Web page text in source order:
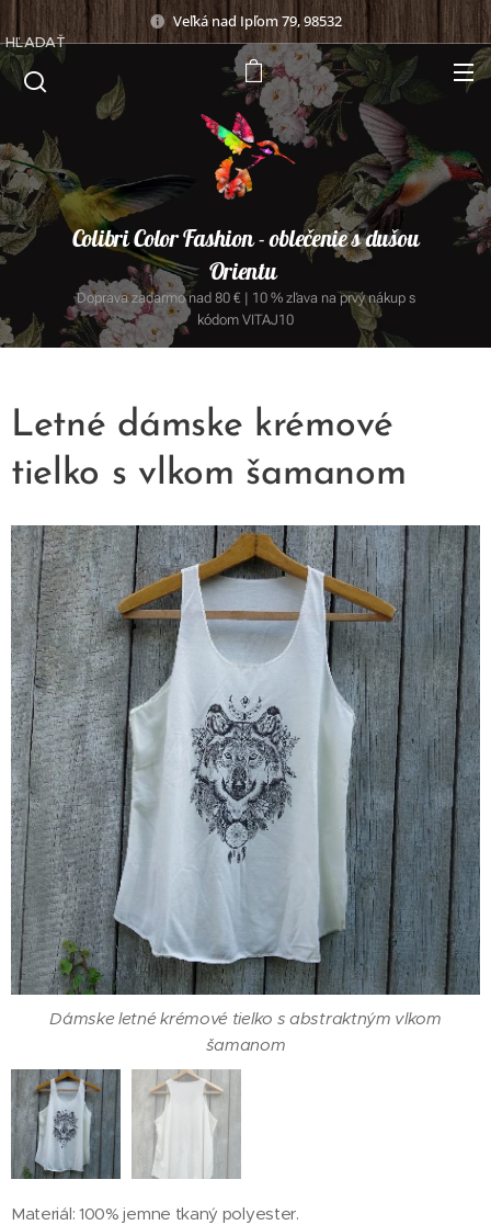
Veľká nad Ipľom 79, 98532
Colibri Color Fashion - oblečenie s dušou
Orientu
Doprava zadarmo nad 80 € | 10 % zľava na prvý nákup s
kódom VITAJ10
HĽADAŤ
Letné dámske krémové
tielko s vlkom šamanom
Dámske letné krémové tielko s abstraktným vlkom
šamanom
Materiál: 100% jemne tkaný polyester.